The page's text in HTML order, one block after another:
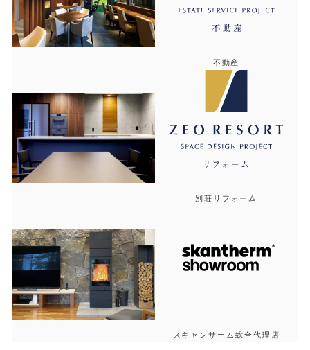
不動産
別荘リフォーム
スキャンサーム総合代理店